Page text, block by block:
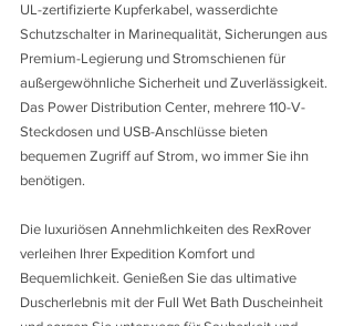
UL-zertifizierte Kupferkabel, wasserdichte
Schutzschalter in Marinequalität, Sicherungen aus
Premium-Legierung und Stromschienen für
außergewöhnliche Sicherheit und Zuverlässigkeit.
Das Power Distribution Center, mehrere 110-V-
Steckdosen und USB-Anschlüsse bieten
bequemen Zugriff auf Strom, wo immer Sie ihn
benötigen.
Die luxuriösen Annehmlichkeiten des RexRover
verleihen Ihrer Expedition Komfort und
Bequemlichkeit. Genießen Sie das ultimative
Duscherlebnis mit der Full Wet Bath Duscheinheit